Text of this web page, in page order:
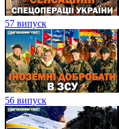
57 випуск
56 випуск